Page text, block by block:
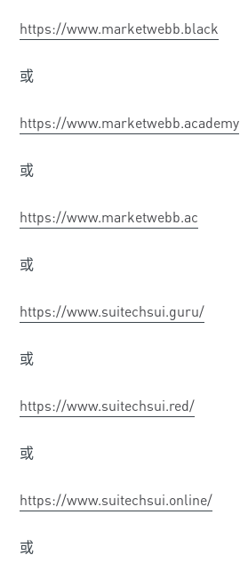
https://www.marketwebb.black
或
https://www.marketwebb.academy
或
https://www.marketwebb.ac
或
https://www.suitechsui.guru/
或
https://www.suitechsui.red/
或
https://www.suitechsui.online/
或